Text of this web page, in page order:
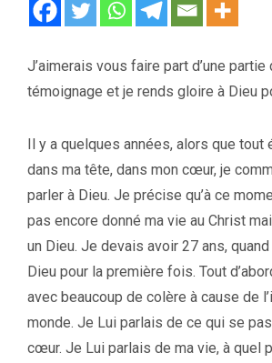
J’aimerais vous faire part d’une partie
témoignage et je rends gloire à Dieu
Il y a quelques années, alors que tout
dans ma tête, dans mon cœur, je
parler à Dieu. Je précise qu’à ce
pas encore donné ma vie au Christ
un Dieu. Je devais avoir 27 ans,
Dieu pour la première fois. Tout
avec beaucoup de colère à cause de
monde. Je Lui parlais de ce qui se
cœur. Je Lui parlais de ma vie, à quel